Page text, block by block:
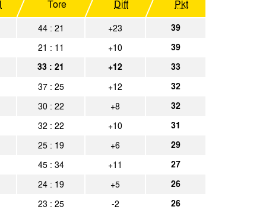
Spielbericht
Spielbericht
Spielbericht
Spielbericht
Spielbericht
Spielbericht
Tore Diff Pkt
44 : 21 +23 39
21 : 11 +10
39
33 : 21 +12 33
37 : 25 +12 32
30 : 22 +8 32
32 : 22 +10 31
25 : 19 +6 29
45 : 34 +11 27
24 : 19 +5 26
23 : 25 -2 26